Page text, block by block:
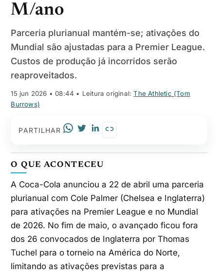
M/ano
Parceria plurianual mantém-se; ativações do
Mundial são ajustadas para a Premier League.
Custos de produção já incorridos serão
reaproveitados.
15 jun 2026 • 08:44 • Leitura original:The Athletic (Tom
Burrows)
PARTILHAR
O QUE ACONTECEU
A Coca-Cola anunciou a 22 de abril uma parceria
plurianual com Cole Palmer (Chelsea e Inglaterra)
para ativações na Premier League e no Mundial
de 2026. No fim de maio, o avançado ficou fora
dos 26 convocados de Inglaterra por Thomas
Tuchel para o torneio na América do Norte,
limitando as ativações previstas para a